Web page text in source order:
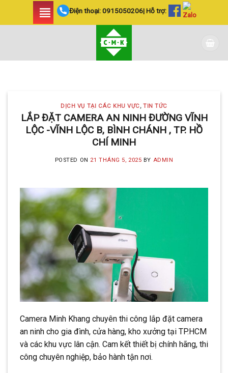
Điện thoại:0915050206| Hỗ trợ:
HUYỆN BÌNH CHÁNH
SIÊU AN NINH VÀ SIÊU
TIẾT KIỆM | CAMERA
MINH KHANG
Với hơn 5 năm kinh nghiệm, Camera
Minh Khang là đơn vị hàng đầu trong [...]
CONTINUE READING
DỊCH VỤ TẠI CÁC KHU VỰC,TIN TỨC
LẮP ĐẶT CAMERA AN NINH ĐƯỜNG VĨNH
LỘC -VĨNH LỘC B, BÌNH CHÁNH , TP. HỒ
CHÍ MINH
POSTED ON 21 THÁNG 5, 2025 BY ADMIN
Camera Minh Khang chuyên thi công lắp đặt camera
an ninh cho gia đình, cửa hàng, kho xưởng tại TP.HCM
và các khu vực lân cận. Cam kết thiết bị chính hãng, thi
công chuyên nghiệp, bảo hành tận nơi.